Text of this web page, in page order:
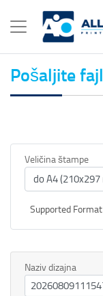
Pošaljite fajl
Veličina štampe
Supported Format
Naziv dizajna